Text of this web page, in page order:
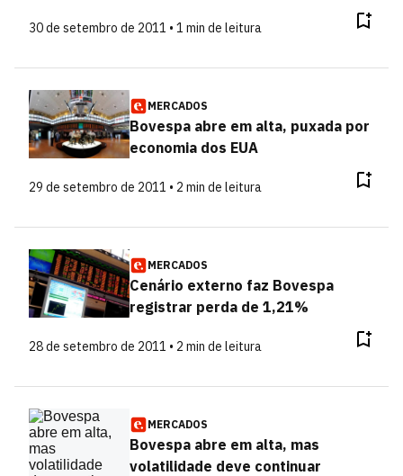
30 de setembro de 2011 • 1 min de leitura
MERCADOS
Bovespa abre em alta, puxada por
economia dos EUA
29 de setembro de 2011 • 2 min de leitura
MERCADOS
Cenário externo faz Bovespa
registrar perda de 1,21%
28 de setembro de 2011 • 2 min de leitura
MERCADOS
Bovespa abre em alta, mas
volatilidade deve continuar